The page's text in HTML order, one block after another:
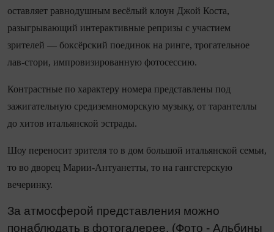
оставляет равнодушным весёлый клоун Джой Коста,
разыгрывающий интерактивные репризы с участием
зрителей — боксёрский поединок на ринге, трогательное
лав-стори, импровизированную фотосессию.
Контрастные по характеру номера представлены под
зажигательную средиземноморскую музыку, от тарантеллы
до хитов итальянской эстрады.
Шоу переносит зрителя то в дом большой итальянской семьи,
то во дворец Марии-Антуанетты, то на гангстерскую
вечеринку.
За атмосферой представления можно
понаблюдать в фотогалерее. (Фото - Альбины